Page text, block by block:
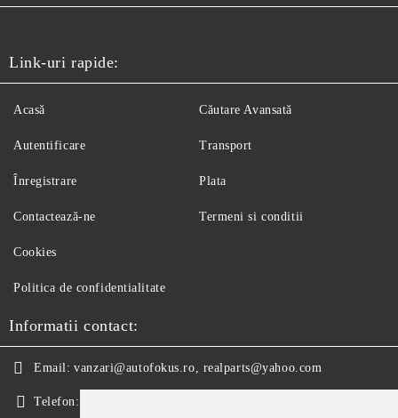
Link-uri rapide:
Acasă
Autentificare
Înregistrare
Contactează-ne
Căutare Avansată
Transport
Plata
Termeni si conditii
Cookies
Politica de confidentialitate
Informatii contact:
Email: vanzari@autofokus.ro, realparts@yahoo.com
Telefon: